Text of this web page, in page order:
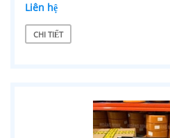
Liên hệ
CHI TIẾT